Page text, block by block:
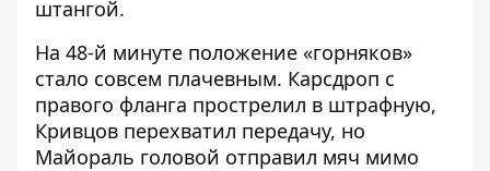
штангой.
На 48-й минуте положение «горняков»
стало совсем плачевным. Карсдроп с
правого фланга прострелил в штрафную,
Кривцов перехватил передачу, но
Майораль головой отправил мяч мимо